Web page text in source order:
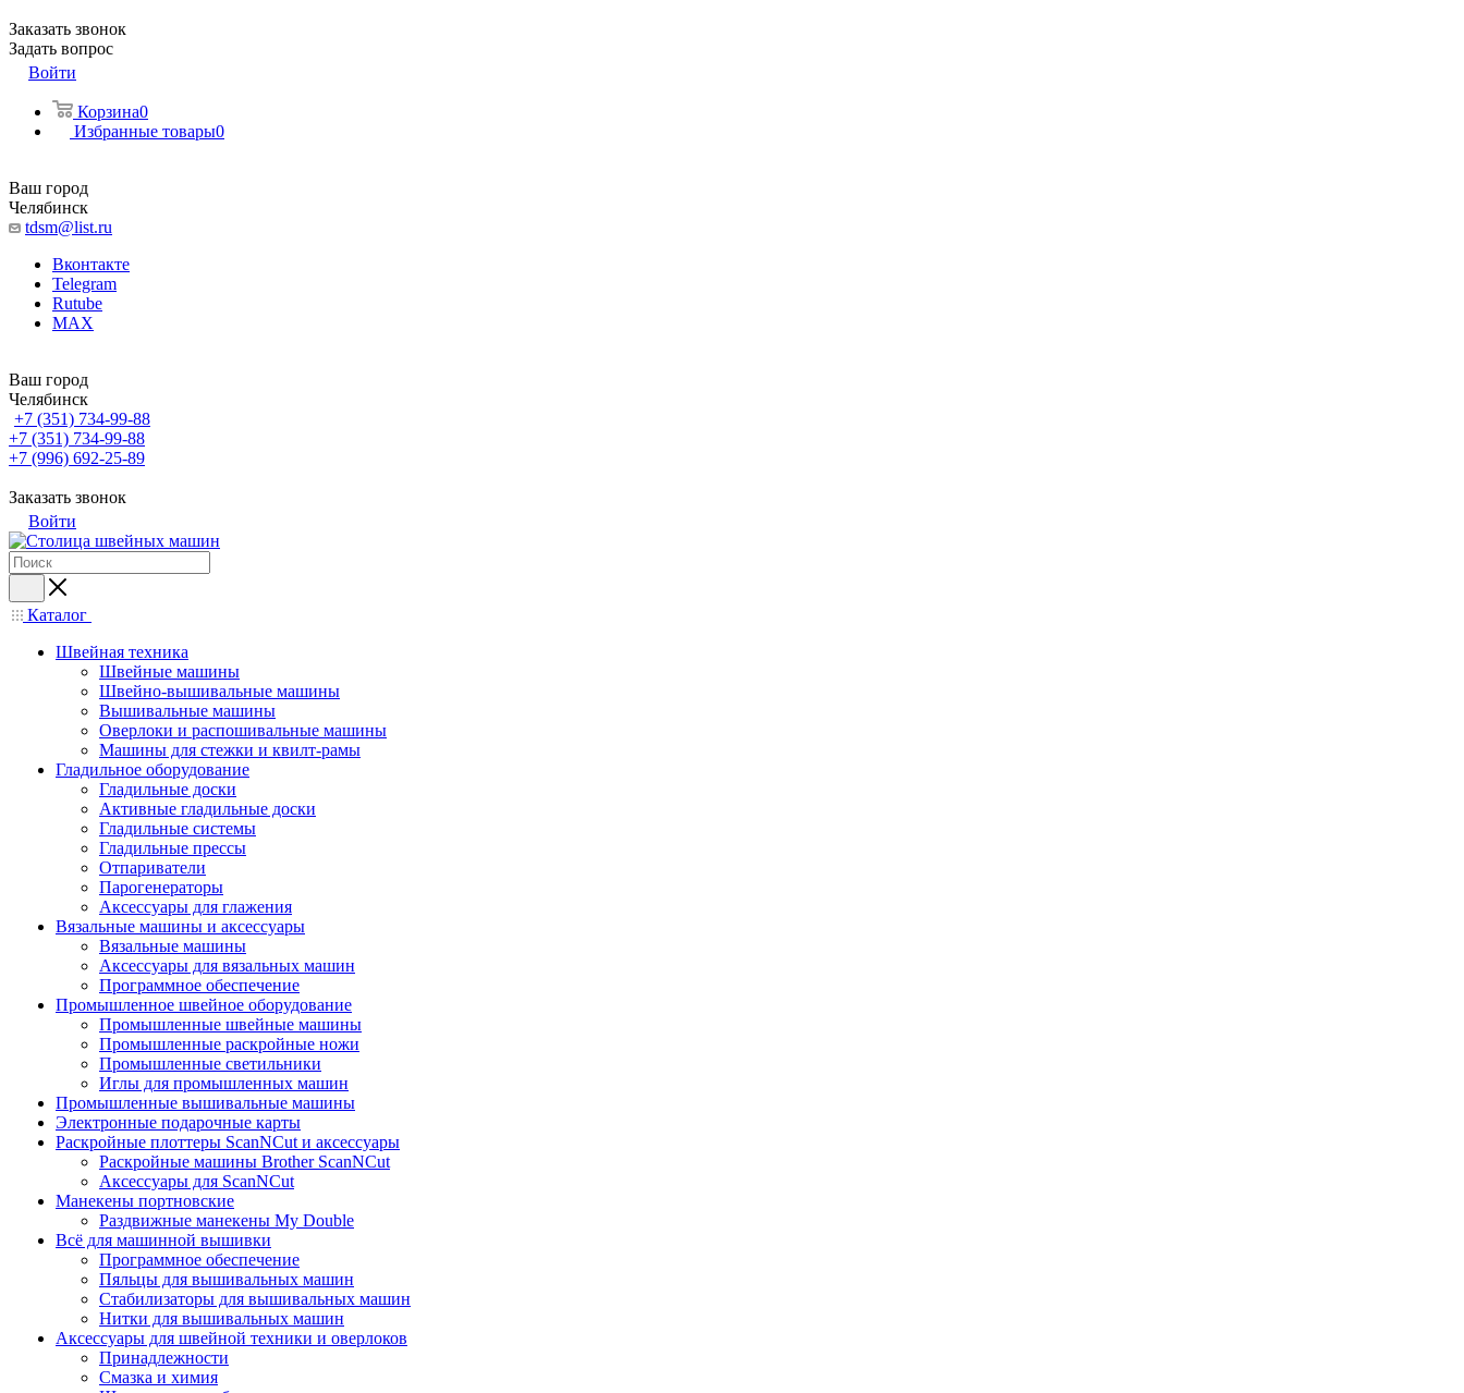
Заказать звонок
Задать вопрос
Войти
Корзина0
Избранные товары0
Ваш город
Челябинск
tdsm@list.ru
Вконтакте
Telegram
Rutube
MAX
Ваш город
Челябинск
+7 (351) 734-99-88
+7 (351) 734-99-88
+7 (996) 692-25-89
Заказать звонок
Войти
Каталог
Швейная техника
Швейные машины
Швейно-вышивальные машины
Вышивальные машины
Оверлоки и распошивальные машины
Машины для стежки и квилт-рамы
Гладильное оборудование
Гладильные доски
Активные гладильные доски
Гладильные системы
Гладильные прессы
Отпариватели
Парогенераторы
Аксессуары для глажения
Вязальные машины и аксессуары
Вязальные машины
Аксессуары для вязальных машин
Программное обеспечение
Промышленное швейное оборудование
Промышленные швейные машины
Промышленные раскройные ножи
Промышленные светильники
Иглы для промышленных машин
Промышленные вышивальные машины
Электронные подарочные карты
Раскройные плоттеры ScanNCut и аксессуары
Раскройные машины Brother ScanNCut
Аксессуары для ScanNCut
Манекены портновские
Раздвижные манекены My Double
Всё для машинной вышивки
Программное обеспечение
Пяльцы для вышивальных машин
Стабилизаторы для вышивальных машин
Нитки для вышивальных машин
Аксессуары для швейной техники и оверлоков
Принадлежности
Смазка и химия